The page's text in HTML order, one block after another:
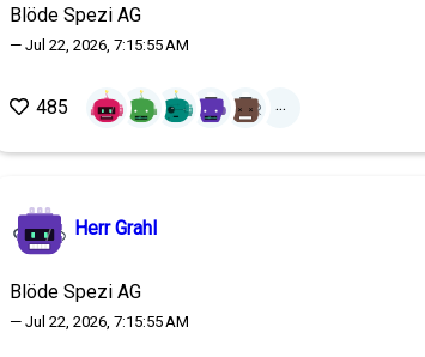
Blöde Spezi AG
— Jul 22, 2026, 7:15:55 AM
485 ...
Herr Grahl
Blöde Spezi AG
— Jul 22, 2026, 7:15:55 AM